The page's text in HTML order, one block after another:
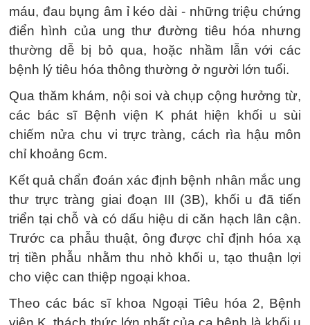
máu, đau bụng âm ỉ kéo dài - những triệu chứng
điển hình của ung thư đường tiêu hóa nhưng
thường dễ bị bỏ qua, hoặc nhầm lẫn với các
bệnh lý tiêu hóa thông thường ở người lớn tuổi.
Qua thăm khám, nội soi và chụp cộng hưởng từ,
các bác sĩ Bệnh viện K phát hiện khối u sùi
chiếm nửa chu vi trực tràng, cách rìa hậu môn
chỉ khoảng 6cm.
Kết quả chẩn đoán xác định bệnh nhân mắc ung
thư trực tràng giai đoạn III (3B), khối u đã tiến
triển tại chỗ và có dấu hiệu di căn hạch lân cận.
Trước ca phẫu thuật, ông được chỉ định hóa xạ
trị tiền phẫu nhằm thu nhỏ khối u, tạo thuận lợi
cho việc can thiệp ngoại khoa.
Theo các bác sĩ khoa Ngoại Tiêu hóa 2, Bệnh